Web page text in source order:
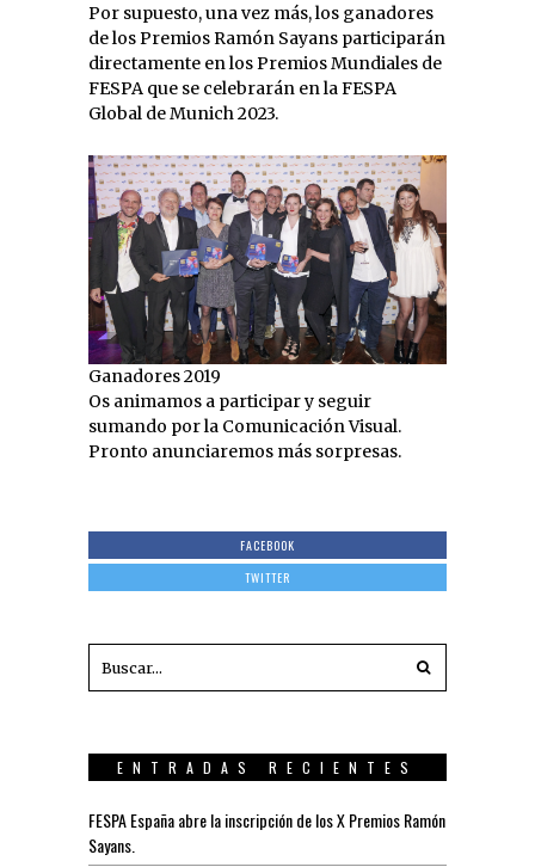
Por supuesto, una vez más, los ganadores
de los Premios Ramón Sayans participarán
directamente en los Premios Mundiales de
FESPA que se celebrarán en la FESPA
Global de Munich 2023.
Ganadores 2019
Os animamos a participar y seguir
sumando por la Comunicación Visual.
Pronto anunciaremos más sorpresas.
FACEBOOK
TWITTER
ENTRADAS RECIENTES
FESPA España abre la inscripción de los X Premios Ramón
Sayans.